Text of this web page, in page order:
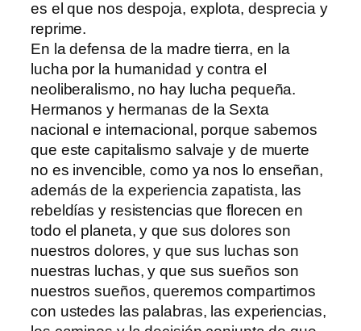
es el que nos despoja, explota, desprecia y
reprime.
En la defensa de la madre tierra, en la
lucha por la humanidad y contra el
neoliberalismo, no hay lucha pequeña.
Hermanos y hermanas de la Sexta
nacional e internacional, porque sabemos
que este capitalismo salvaje y de muerte
no es invencible, como ya nos lo enseñan,
además de la experiencia zapatista, las
rebeldías y resistencias que florecen en
todo el planeta, y que sus dolores son
nuestros dolores, y que sus luchas son
nuestras luchas, y que sus sueños son
nuestros sueños, queremos compartirnos
con ustedes las palabras, las experiencias,